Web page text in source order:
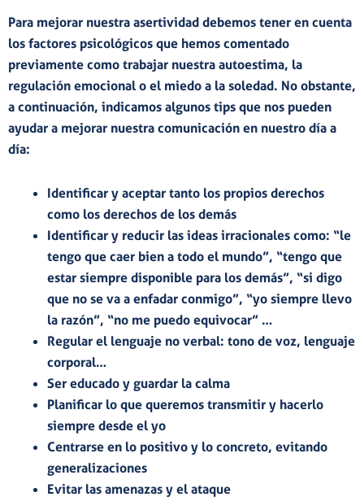
Para mejorar nuestra asertividad debemos tener en cuenta
los factores psicológicos que hemos comentado
previamente como trabajar nuestra autoestima, la
regulación emocional o el miedo a la soledad. No obstante,
a continuación, indicamos algunos tips que nos pueden
ayudar a mejorar nuestra comunicación en nuestro día a
día:
Identificar y aceptar tanto los propios derechos
como los derechos de los demás
Identificar y reducir las ideas irracionales como: “le
tengo que caer bien a todo el mundo”, “tengo que
estar siempre disponible para los demás”, “si digo
que no se va a enfadar conmigo”, “yo siempre llevo
la razón”, “no me puedo equivocar” …
Regular el lenguaje no verbal: tono de voz, lenguaje
corporal…
Ser educado y guardar la calma
Planificar lo que queremos transmitir y hacerlo
siempre desde el yo
Centrarse en lo positivo y lo concreto, evitando
generalizaciones
Evitar las amenazas y el ataque